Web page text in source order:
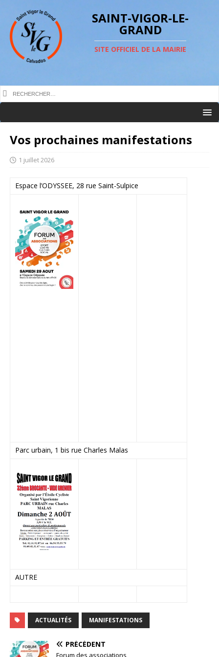
SAINT-VIGOR-LE-
GRAND
SITE OFFICIEL DE LA MAIRIE
Vos prochaines manifestations
1 juillet 2026
Espace l’ODYSSEE, 28 rue Saint-Sulpice
Parc urbain, 1 bis rue Charles Malas
AUTRE
ACTUALITÉS MANIFESTATIONS
PRÉCÉDENT
Forum des associations